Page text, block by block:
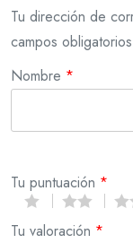
Tu dirección de
campos
Nombre *
Tu puntuación *
Tu valoración *